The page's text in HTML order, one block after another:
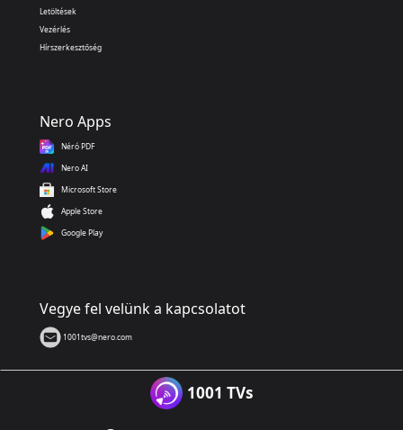
Letöltések
Vezérlés
Hírszerkesztőség
Nero Apps
Néró PDF
Nero AI
Microsoft Store
Apple Store
Google Play
Vegye fel velünk a kapcsolatot
1001tvs@nero.com
1001 TVs